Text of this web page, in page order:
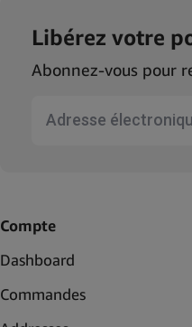
Libérez votre
Abonnez-vous pour
Compte
Dashboard
Commandes